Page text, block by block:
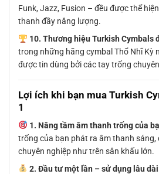
Funk, Jazz, Fusion – đều được thể
thanh đầy năng lượng.
10. Thương hiệu Turkish Cymbals
trong những hãng cymbal Thổ Nhĩ Kỳ
được tin dùng bởi các tay trống
Lợi ích khi bạn mua Turkish
1
1. Nâng tầm âm thanh trống của
trống của bạn phát ra âm thanh sáng,
chuyên nghiệp như trên sân khấu lớn.
2. Đầu tư một lần – sử dụng lâu